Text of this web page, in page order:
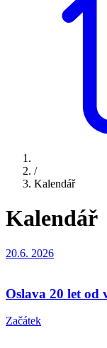
/
Kalendář
Kalendář
20.6. 2026
Oslava 20 let
Začátek